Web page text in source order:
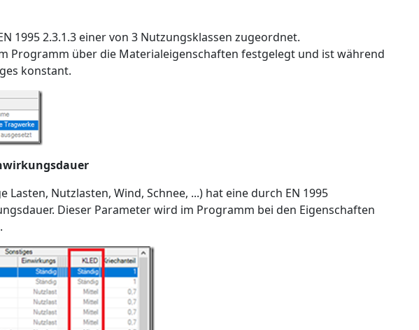
1995 2.3.1.3 einer von 3 Nutzungsklassen zugeordnet.
Programm über die Materialeigenschaften festgelegt und ist während
konstant.
Lasten, Nutzlasten, Wind, Schnee, ...) hat eine durch EN 1995
Dieser Parameter wird im Programm bei den Eigenschaften